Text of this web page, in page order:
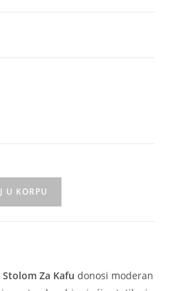
U KORPU
Za Kafu donosi moderan